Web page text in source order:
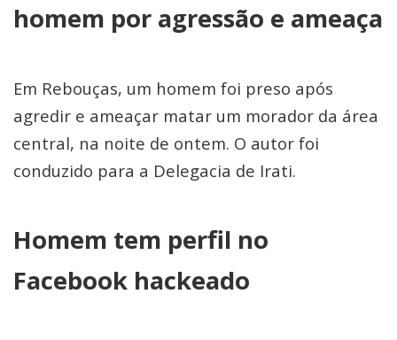
homem por agressão e ameaça
Em Rebouças, um homem foi preso após
agredir e ameaçar matar um morador da área
central, na noite de ontem. O autor foi
conduzido para a Delegacia de Irati.
Homem tem perfil no
Facebook hackeado